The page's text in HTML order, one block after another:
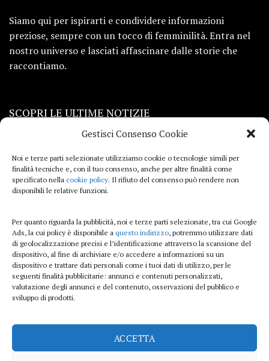
Gestisci Consenso Cookie
Noi e terze parti selezionate utilizziamo cookie o tecnologie simili per
finalità tecniche e, con il tuo consenso, anche per altre finalità come
specificato nella cookie policy. Il rifiuto del consenso può rendere non
disponibili le relative funzioni.
Per quanto riguarda la pubblicità, noi e terze parti selezionate, tra cui Google
Ads, la cui policy è disponibile a questo indirizzo, potremmo utilizzare dati
di geolocalizzazione precisi e l’identificazione attraverso la scansione del
dispositivo, al fine di archiviare e/o accedere a informazioni su un
dispositivo e trattare dati personali come i tuoi dati di utilizzo, per le
seguenti finalità pubblicitarie: annunci e contenuti personalizzati,
valutazione degli annunci e del contenuto, osservazioni del pubblico e
sviluppo di prodotti.
ACCETTA
Siamo qui per ispirarti e condividere informazioni
preziose, sempre con un tocco di femminilità. Entra nel
nostro universo e lasciati affascinare dalle storie che
raccontiamo.
SCOPRI LE ULTIME NOTIZIE
Viaggi
Beauty e benessere
Curiosità
Lifestyle
Sport
iTech
ViolaPost.it partecipa al Programma Affiliazione Amazon EU, un programma di